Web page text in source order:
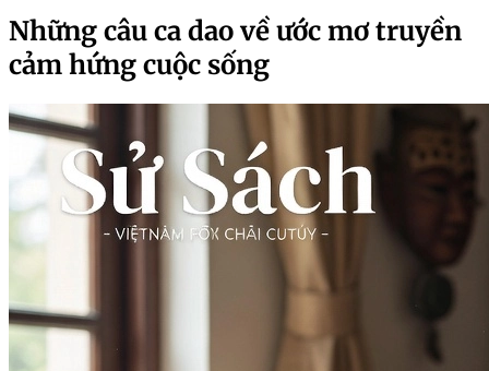
Những câu ca dao về ước mơ truyền
cảm hứng cuộc sống